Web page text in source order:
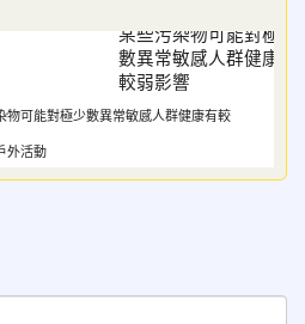
物可能對極少數異常敏感人群健康有較
外活動